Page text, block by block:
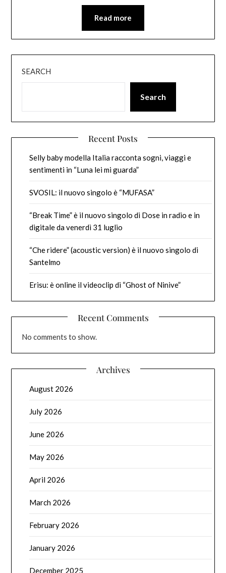
Read more
SEARCH
Search
Recent Posts
Selly baby modella Italia racconta sogni, viaggi e
sentimenti in “Luna lei mi guarda”
SVOSIL: il nuovo singolo è “MUFASA”
“Break Time” è il nuovo singolo di Dose in radio e in
digitale da venerdì 31 luglio
“Che ridere” (acoustic version) è il nuovo singolo di
Santelmo
Erisu: è online il videoclip di “Ghost of Ninive”
Recent Comments
No comments to show.
Archives
August 2026
July 2026
June 2026
May 2026
April 2026
March 2026
February 2026
January 2026
December 2025